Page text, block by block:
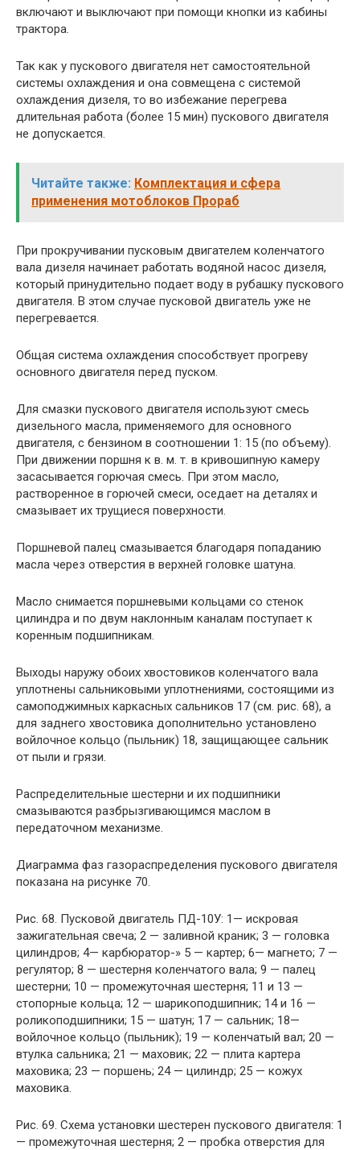
включают и выключают при помощи кнопки из кабины
трактора.
Так как у пускового двигателя нет самостоятельной
системы охлаждения и она совмещена с системой
охлаждения дизеля, то во избежание перегрева
длительная работа (более 15 мин) пускового двигателя
не допускается.
Читайте также: Комплектация и сфера
применения мотоблоков Прораб
При прокручивании пусковым двигателем коленчатого
вала дизеля начинает работать водяной насос дизеля,
который принудительно подает воду в рубашку пускового
двигателя. В этом случае пусковой двигатель уже не
перегревается.
Общая система охлаждения способствует прогреву
основного двигателя перед пуском.
Для смазки пускового двигателя используют смесь
дизельного масла, применяемого для основного
двигателя, с бензином в соотношении 1: 15 (по объему).
При движении поршня к в. м. т. в кривошипную камеру
засасывается горючая смесь. При этом масло,
растворенное в горючей смеси, оседает на деталях и
смазывает их трущиеся поверхности.
Поршневой палец смазывается благодаря попаданию
масла через отверстия в верхней головке шатуна.
Масло снимается поршневыми кольцами со стенок
цилиндра и по двум наклонным каналам поступает к
коренным подшипникам.
Выходы наружу обоих хвостовиков коленчатого вала
уплотнены сальниковыми уплотнениями, состоящими из
самоподжимных каркасных сальников 17 (см. рис. 68), а
для заднего хвостовика дополнительно установлено
войлочное кольцо (пыльник) 18, защищающее сальник
от пыли и грязи.
Распределительные шестерни и их подшипники
смазываются разбрызгивающимся маслом в
передаточном механизме.
Диаграмма фаз газораспределения пускового двигателя
показана на рисунке 70.
Рис. 68. Пусковой двигатель ПД-10У: 1— искровая
зажигательная свеча; 2 — заливной краник; 3 — головка
цилиндров; 4— карбюратор-» 5 — картер; 6— магнето; 7 —
регулятор; 8 — шестерня коленчатого вала; 9 — палец
шестерни; 10 — промежуточная шестерня; 11 и 13 —
стопорные кольца; 12 — шарикоподшипник; 14 и 16 —
роликоподшипники; 15 — шатун; 17 — сальник; 18—
войлочное кольцо (пыльник); 19 — коленчатый вал; 20 —
втулка сальника; 21 — маховик; 22 — плита картера
маховика; 23 — поршень; 24 — цилиндр; 25 — кожух
маховика.
Рис. 69. Схема установки шестерен пускового двигателя: 1
— промежуточная шестерня; 2 — пробка отверстия для